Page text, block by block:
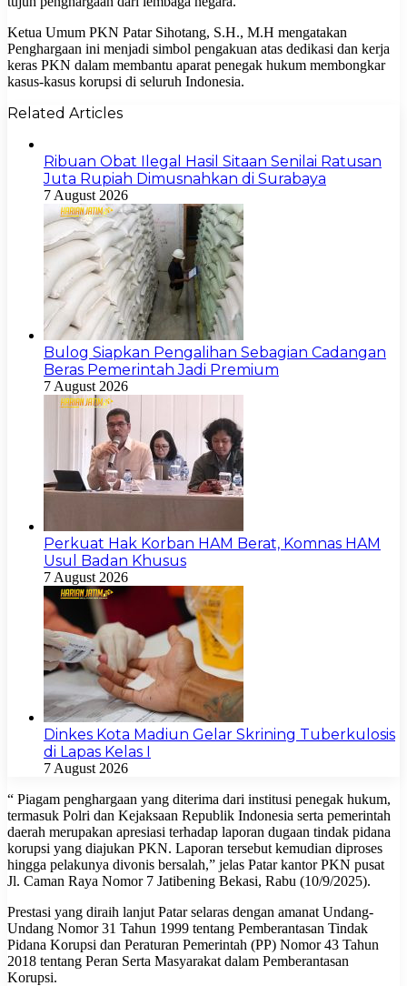
Ketua Umum PKN Patar Sihotang, S.H., M.H mengatakan
Penghargaan ini menjadi simbol pengakuan atas dedikasi dan kerja
keras PKN dalam membantu aparat penegak hukum membongkar
kasus-kasus korupsi di seluruh Indonesia.
Related Articles
Ribuan Obat Ilegal Hasil Sitaan Senilai Ratusan
Juta Rupiah Dimusnahkan di Surabaya
7 August 2026
Bulog Siapkan Pengalihan Sebagian Cadangan
Beras Pemerintah Jadi Premium
7 August 2026
Perkuat Hak Korban HAM Berat, Komnas HAM
Usul Badan Khusus
7 August 2026
Dinkes Kota Madiun Gelar Skrining Tuberkulosis
di Lapas Kelas I
7 August 2026
“ Piagam penghargaan yang diterima dari institusi penegak hukum,
termasuk Polri dan Kejaksaan Republik Indonesia serta pemerintah
daerah merupakan apresiasi terhadap laporan dugaan tindak pidana
korupsi yang diajukan PKN. Laporan tersebut kemudian diproses
hingga pelakunya divonis bersalah,” jelas Patar kantor PKN pusat
Jl. Caman Raya Nomor 7 Jatibening Bekasi, Rabu (10/9/2025).
Prestasi yang diraih lanjut Patar selaras dengan amanat Undang-
Undang Nomor 31 Tahun 1999 tentang Pemberantasan Tindak
Pidana Korupsi dan Peraturan Pemerintah (PP) Nomor 43 Tahun
2018 tentang Peran Serta Masyarakat dalam Pemberantasan
Korupsi.